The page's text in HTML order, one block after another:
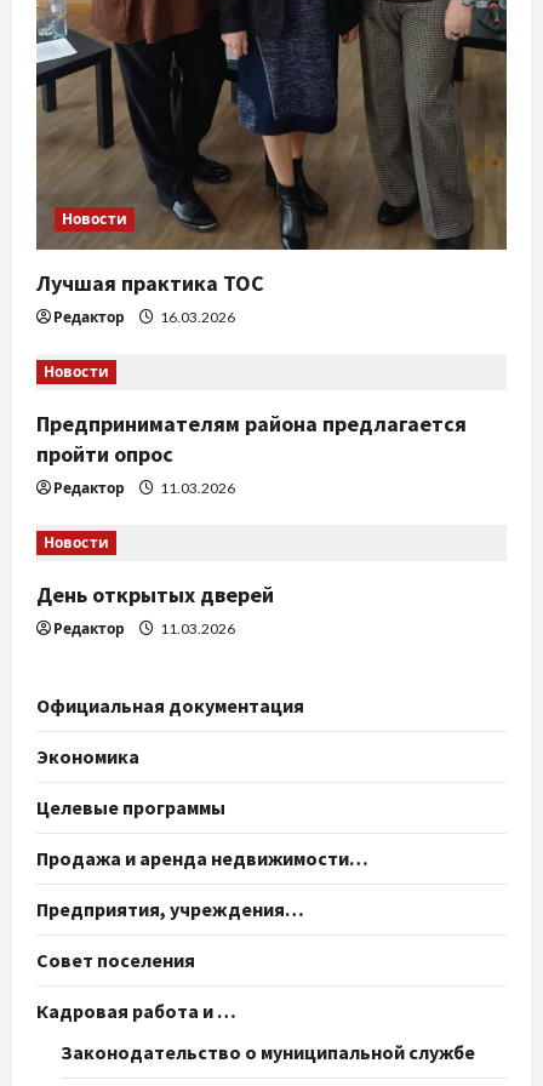
с
я
м
Новости
Лучшая практика ТОС
Редактор 16.03.2026
Новости
Предпринимателям района предлагается
пройти опрос
Редактор 11.03.2026
Новости
День открытых дверей
Редактор 11.03.2026
Официальная документация
Экономика
Целевые программы
Продажа и аренда недвижимости…
Предприятия, учреждения…
Совет поселения
Кадровая работа и …
Законодательство о муниципальной службе